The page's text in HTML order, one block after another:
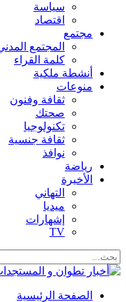
سياسة
اقتصاد
مجتمع
المجتمع
كلمة القراء
أنشطة ملكية
منوعات
ثقافة وفنون
صحتك
تكنولوجيا
ثقافة جنسية
نوافذ
رياضة
الأخيرة
التهاني
ميديا
إشهارات
TV
الصفحة الرئيسية